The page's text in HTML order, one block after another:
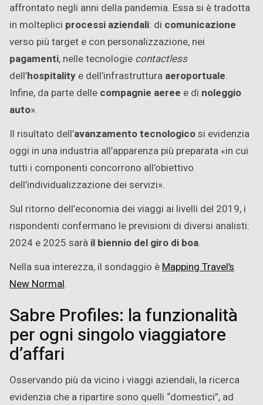
affrontato negli anni della pandemia. Essa si è tradotta
in molteplici processi aziendali: di comunicazione
verso più target e con personalizzazione, nei
pagamenti, nelle tecnologie contactless
dell’hospitality e dell’infrastruttura aeroportuale.
Infine, da parte delle compagnie aeree e di noleggio
auto».
Il risultato dell’avanzamento tecnologicosi evidenzia
oggi in una industria all’apparenza più preparata «in cui
tutti i componenti concorrono all’obiettivo
dell’individualizzazione dei servizi».
Sul ritorno dell’economia dei viaggi ai livelli del 2019, i
rispondenti confermano le previsioni di diversi analisti:
2024 e 2025 sarà il biennio del giro di boa.
Nella sua interezza, il sondaggio èMapping Travel’s
New Normal.
Sabre Profiles: la funzionalità
per ogni singolo viaggiatore
d’affari
Osservando più da vicino i viaggi aziendali, la ricerca
evidenzia che a ripartire sono quelli “domestici”, ad